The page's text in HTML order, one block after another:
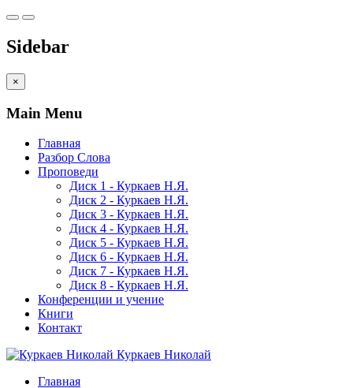
Sidebar
×
Main Menu
Главная
Разбор Слова
Проповеди
Диск 1 - Куркаев Н.Я.
Диск 2 - Куркаев Н.Я.
Диск 3 - Куркаев Н.Я.
Диск 4 - Куркаев Н.Я.
Диск 5 - Куркаев Н.Я.
Диск 6 - Куркаев Н.Я.
Диск 7 - Куркаев Н.Я.
Диск 8 - Куркаев Н.Я.
Конференции и учение
Книги
Контакт
Куркаев Николай
Главная